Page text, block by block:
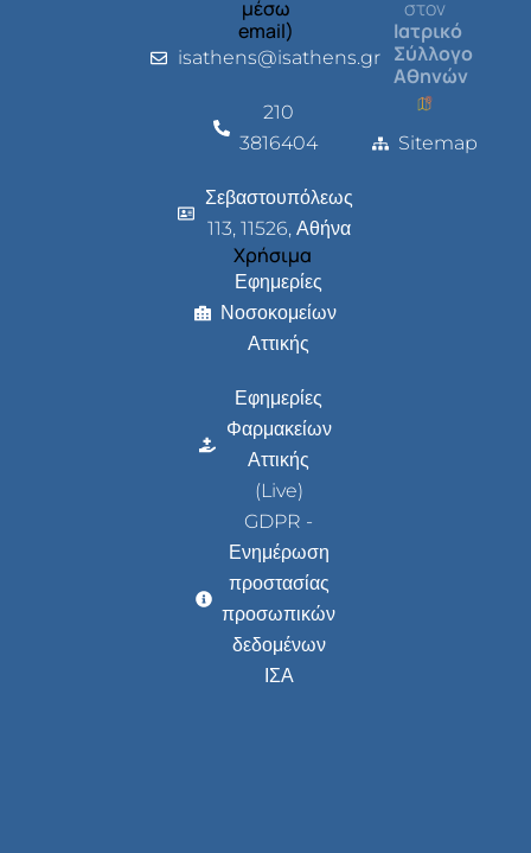
μέσω
email)
isathens@isathens.gr
210
3816404
Σεβαστουπόλεως
113, 11526, Αθήνα
Χρήσιμα
Εφημερίες
Νοσοκομείων
Αττικής
Εφημερίες
Φαρμακείων
Αττικής
(Live)
GDPR -
Ενημέρωση
προστασίας
προσωπικών
δεδομένων
ΙΣΑ
στον
Ιατρικό
Σύλλογο
Αθηνών
Sitemap